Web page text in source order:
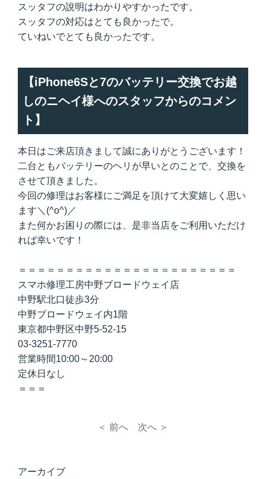
スッタフの說明はわかりやすかったです。
スッタフの対応はとても良かったで。
ていねいでとても良かったです。
【iPhone6Sと7のバッテリー交換でお越
しのニヘイ様へのスタッフからのコメン
ト】
本日はご来店頂きまして誠にありがとうございます！
二台ともバッテリーのヘリが早いとのことで、交換を
させて頂きました。
今回の修理はお客様にご満足を頂けて大変嬉しく思い
ます＼(^o^)／
また何かお困りの際には、是非当店をご利用いただけ
れば幸いです！
＝＝＝＝＝＝＝＝＝＝＝＝＝＝＝＝＝＝＝＝＝＝＝
スマホ修理工房中野ブロードウェイ店
中野駅北口徒歩3分
中野ブロードウェイ内1階
東京都中野区中野5-52-15
03-3251-7770
営業時間10:00～20:00
定休日なし
＝＝＝
＜ 前へ 次へ ＞
アーカイブ